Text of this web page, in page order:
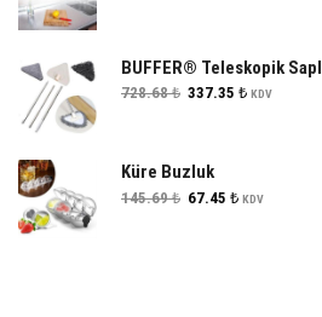
728.68₺ Orijinal
337.35 ₺ŞuKDV
Küre Buzluk
145.69₺ Orijinal
67.45 ₺Şu
KDV